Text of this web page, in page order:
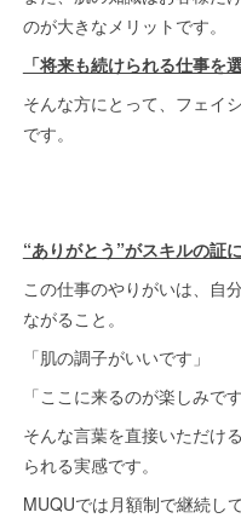
のが大きなメリットです。
「将来も続けられる仕事を
そんな方にとって、フェイ
です。
“ありがとう”がスキルの証
この仕事のやりがいは、自
ながること。
「肌の調子がいいです」
「ここに来るのが楽しみです
そんな言葉を直接いただけ
られる実感です。
MUQUでは月額制で継続し